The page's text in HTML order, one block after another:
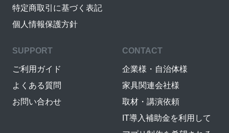
特定商取引に基づく表記
個人情報保護方針
SUPPORT
ご利用ガイド
よくある質問
お問い合わせ
CONTACT
企業様・自治体様
家具関連会社様
取材・講演依頼
IT導入補助金を利用して